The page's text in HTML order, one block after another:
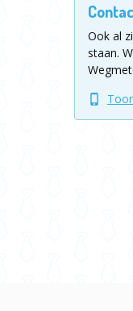
Ook al
staan.